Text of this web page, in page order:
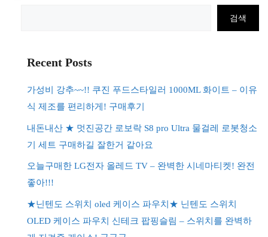
검색
Recent Posts
가성비 강추~~!! 쿠진 푸드스타일러 1000ML 화이트 – 이유
식 제조를 편리하게! 구매후기
내돈내산 ★ 멋진공간 로보락 S8 pro Ultra 물걸레 로봇청소
기 세트 구매하길 잘한거 같아요
오늘구매한 LG전자 올레드 TV – 완벽한 시네마티켓! 완전
좋아!!!
★닌텐도 스위치 oled 케이스 파우치★ 닌텐도 스위치
OLED 케이스 파우치 신테크 팝핑슬림 – 스위치를 완벽하